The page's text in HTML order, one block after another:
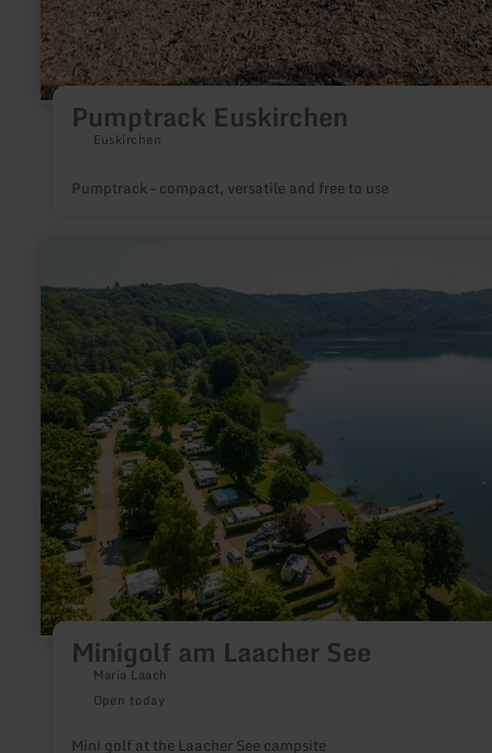
Pumptrack Euskirchen
Euskirchen
Pumptrack – compact, versatile and free to use
Minigolf am Laacher See
Maria Laach
Open today
Mini golf at the Laacher See campsite
about:
Minigolf
am
Laacher
See